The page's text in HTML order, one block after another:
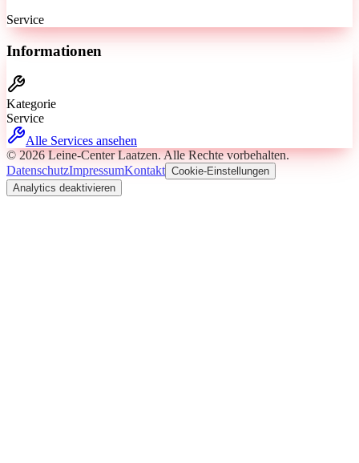
Service
Informationen
Kategorie
Service
Alle Services ansehen
©2026 Leine-Center Laatzen. Alle Rechte vorbehalten.
DatenschutzImpressumKontakt Cookie-Einstellungen
Analytics deaktivieren